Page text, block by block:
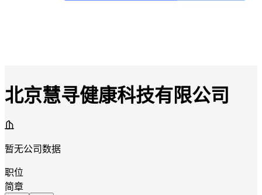
北京慧寻健康科技有限公司
暂无公司数据
职位
简章